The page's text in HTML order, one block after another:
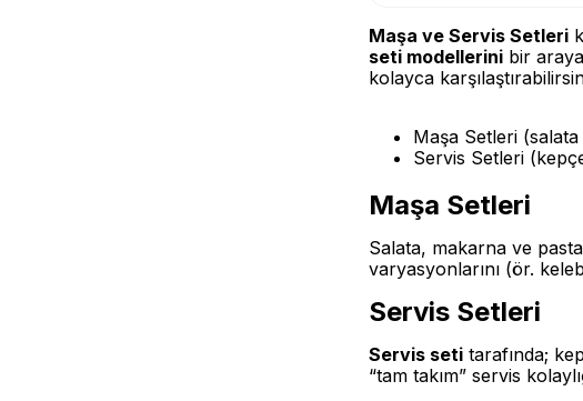
Maşa ve Servis Setleri
seti modellerini bir
kolayca
Maşa Setleri
Servis Setleri
Maşa Setleri
Salata, makarna ve
varyasyonlarını (ör.
Servis Setleri
Servis seti tarafında;
“tam takım” servis